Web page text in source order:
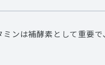
ンは補酵素として重要